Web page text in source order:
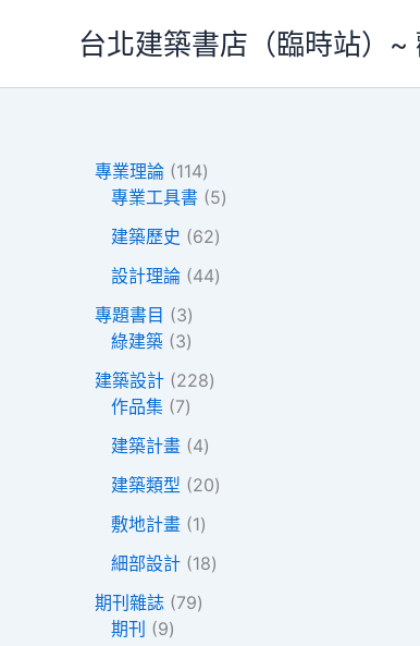
台北建築書店（臨時站）~
專業理論 1141
1
個
產
專業工具書 55
建築歷史 626
個
設計理論 444
專題書目 33
個
品
綠建築 33
產
品
建築設計 2282
產
作品集 77
產
品
建築計畫 44
產
品
建築類型 202
產
敷地計畫 11
產
品
細部設計 181
期刊雜誌 797
期刊 99